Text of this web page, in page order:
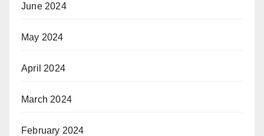
June 2024
May 2024
April 2024
March 2024
February 2024